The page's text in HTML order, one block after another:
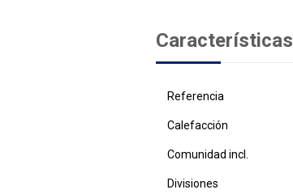
Características
Referencia
Calefacción
Comunidad incl.
Divisiones